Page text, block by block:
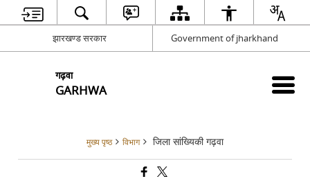
झारखण्ड सरकार Government of jharkhand
गढ़वा
GARHWA
मुख्य पृष्ठ विभाग जिला सांख्यिकी गढ़वा